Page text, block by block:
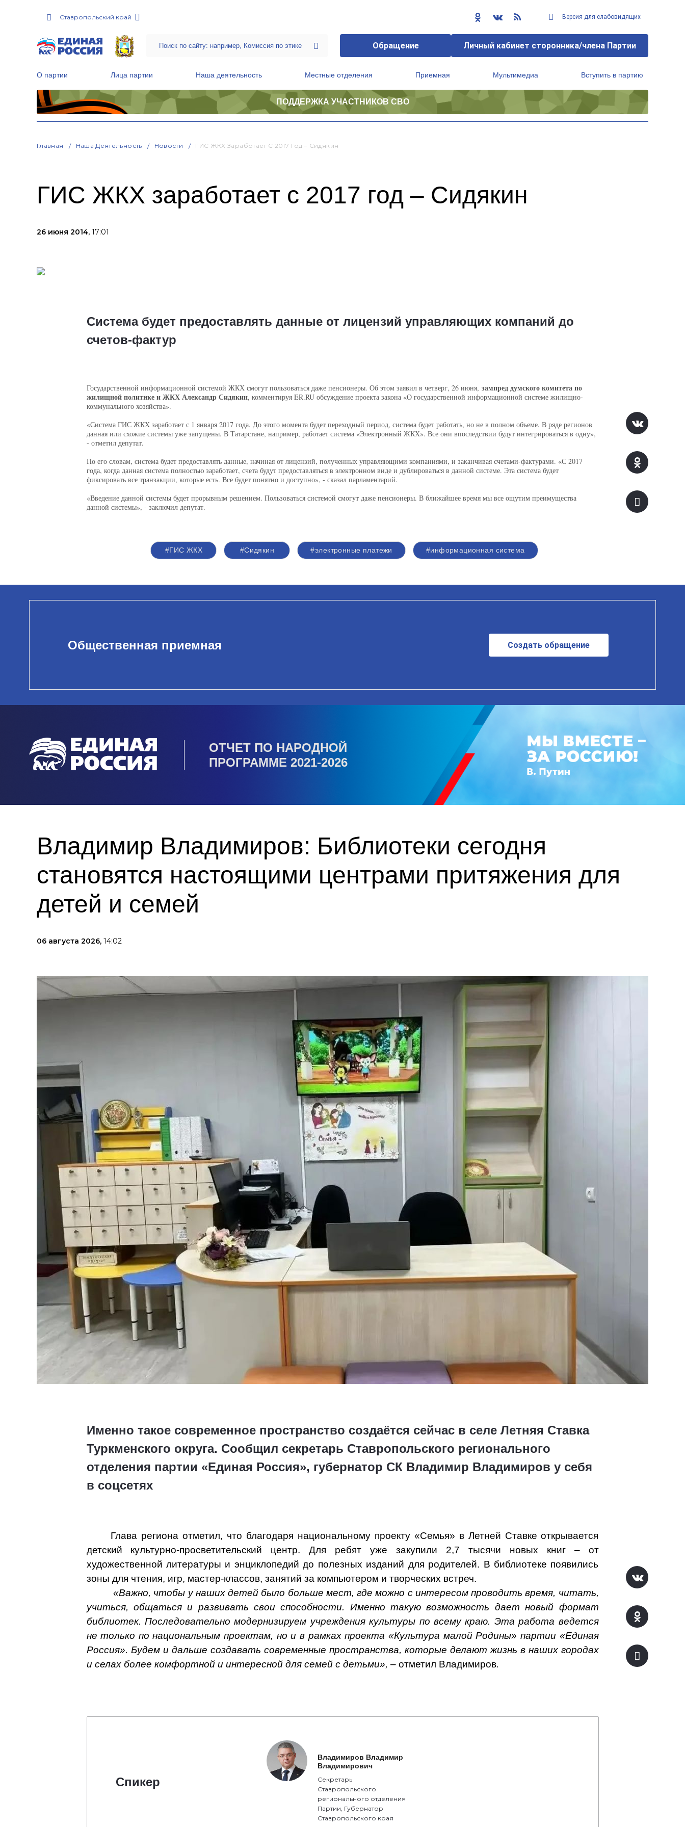
Ставропольский край Версия для слабовидящих
Обращение Личный кабинет сторонника/члена Партии
О партии Лица партии Наша деятельность Местные отделения Приемная Мультимедиа Вступить в партию
ПОДДЕРЖКА УЧАСТНИКОВ СВО
Главная Наша Деятельность Новости ГИС ЖКХ Заработает С 2017 Год – Сидякин
ГИС ЖКХ заработает с 2017 год – Сидякин
26 июня 2014, 17:01
Система будет предоставлять данные от лицензий управляющих компаний до
счетов-фактур
Государственной информационной системой ЖКХ смогут пользоваться даже пенсионеры. Об этом заявил в четверг, 26 июня, зампред думского комитета по
жилищной политике и ЖКХ Александр Сидякин, комментируя ER.RU обсуждение проекта закона «О государственной информационной системе жилищно-
коммунального хозяйства».
«Система ГИС ЖКХ заработает с 1 января 2017 года. До этого момента будет переходный период, система будет работать, но не в полном объеме. В ряде регионов
данная или схожие системы уже запущены. В Татарстане, например, работает система «Электронный ЖКХ». Все они впоследствии будут интегрироваться в одну»,
- отметил депутат.
По его словам, система будет предоставлять данные, начиная от лицензий, полученных управляющими компаниями, и заканчивая счетами-фактурами. «С 2017
года, когда данная система полностью заработает, счета будут предоставляться в электронном виде и дублироваться в данной системе. Эта система будет
фиксировать все транзакции, которые есть. Все будет понятно и доступно», - сказал парламентарий.
«Введение данной системы будет прорывным решением. Пользоваться системой смогут даже пенсионеры. В ближайшее время мы все ощутим преимущества
данной системы», - заключил депутат.
#ГИС ЖКХ #Сидякин #электронные платежи #информационная система
Общественная приемная Создать обращение
ОТЧЕТ ПО НАРОДНОЙ
ПРОГРАММЕ 2021-2026
Владимир Владимиров: Библиотеки сегодня
становятся настоящими центрами притяжения для
детей и семей
06 августа 2026, 14:02
Именно такое современное пространство создаётся сейчас в селе Летняя Ставка
Туркменского округа. Сообщил секретарь Ставропольского регионального
отделения партии «Единая Россия», губернатор СК Владимир Владимиров у себя
в соцсетях
Глава региона отметил, что благодаря национальному проекту «Семья» в Летней Ставке открывается
детский культурно-просветительский центр. Для ребят уже закупили 2,7 тысячи новых книг – от
художественной литературы и энциклопедий до полезных изданий для родителей. В библиотеке появились
зоны для чтения, игр, мастер-классов, занятий за компьютером и творческих встреч.
«Важно, чтобы у наших детей было больше мест, где можно с интересом проводить время, читать,
учиться, общаться и развивать свои способности. Именно такую возможность дает новый формат
библиотек. Последовательно модернизируем учреждения культуры по всему краю. Эта работа ведется
не только по национальным проектам, но и в рамках проекта «Культура малой Родины» партии «Единая
Россия». Будем и дальше создавать современные пространства, которые делают жизнь в наших городах
и селах более комфортной и интересной для семей с детьми», – отметил Владимиров.
Спикер
Владимиров Владимир
Владимирович
Секретарь
Ставропольского
регионального отделения
Партии, Губернатор
Ставропольского края